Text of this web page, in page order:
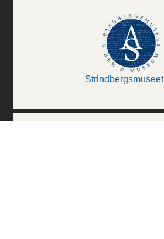
Strindbergsmuseet